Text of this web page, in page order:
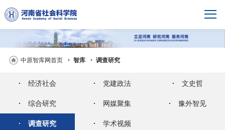
中原智库网首页 智库 调查研究
· 经济社会 · 党建政法 · 文史哲
· 综合研究 · 网媒聚集 · 豫外智见
· 调查研究 · 学术视频